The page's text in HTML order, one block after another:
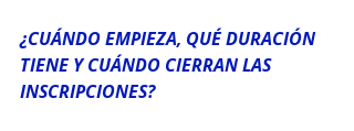
¿CUÁNDO EMPIEZA, QUÉ DURACIÓN
TIENE Y CUÁNDO CIERRAN LAS
INSCRIPCIONES?